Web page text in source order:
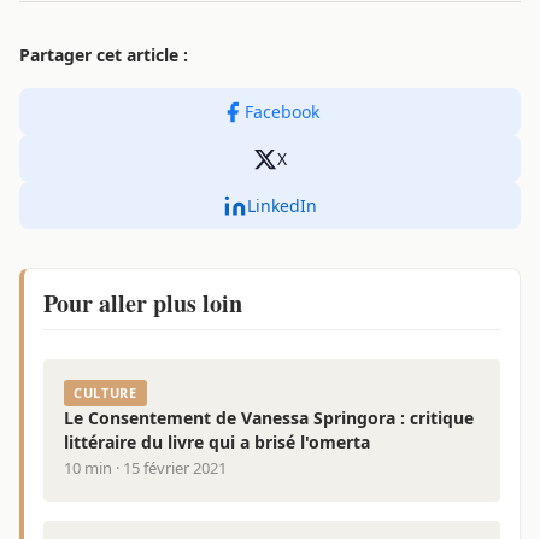
Partager cet article :
Facebook
X
LinkedIn
Pour aller plus loin
CULTURE
Le Consentement de Vanessa Springora : critique
littéraire du livre qui a brisé l'omerta
10 min · 15 février 2021